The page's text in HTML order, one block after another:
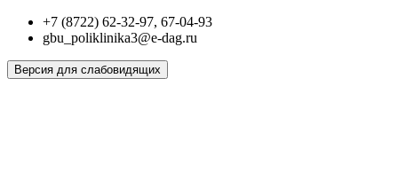
+7 (8722) 62-32-97, 67-04-93
gbu_poliklinika3@e-dag.ru
Версия для слабовидящих